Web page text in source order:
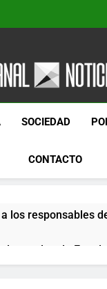
Noticias
SOCIEDAD
CONTACTO
los responsables
empleo de